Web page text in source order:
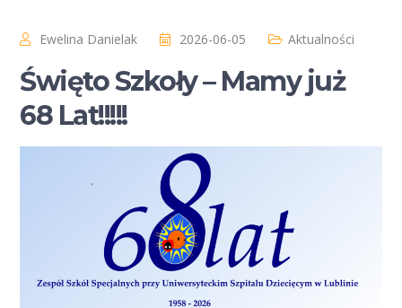
Ewelina Danielak 2026-06-05 Aktualności
Święto Szkoły – Mamy już
68 Lat!!!!!